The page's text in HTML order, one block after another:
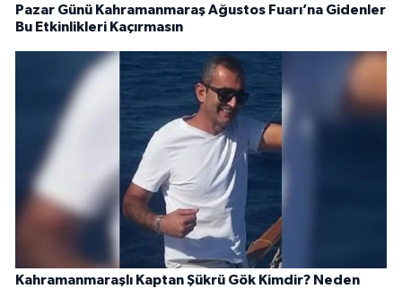
Pazar Günü Kahramanmaraş Ağustos Fuarı’na Gidenler
Bu Etkinlikleri Kaçırmasın
Kahramanmaraşlı Kaptan Şükrü Gök Kimdir? Neden